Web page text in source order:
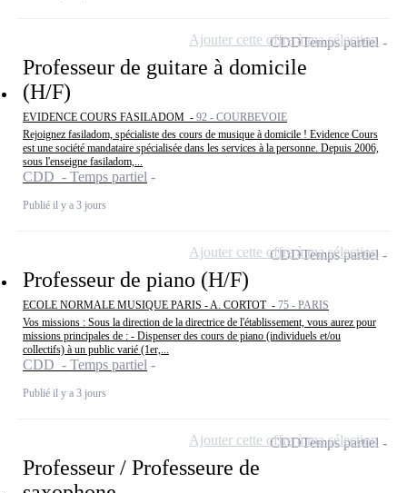
Professeur de guitare à domicile
(H/F)
EVIDENCE COURS FASILADOM - 92 - COURBEVOIE
Rejoignez fasiladom, spécialiste des cours de musique à domicile ! Evidence Cours
est une société mandataire spécialisée dans les services à la personne. Depuis 2006,
sous l'enseigne fasiladom,...
CDD - Temps partiel
Publié il y a 3 jours
CDDTemps partiel
Ajouter cette offre à ma sélection
Professeur de piano (H/F)
ECOLE NORMALE MUSIQUE PARIS - A. CORTOT - 75 - PARIS
Vos missions : Sous la direction de la directrice de l'établissement, vous aurez pour
missions principales de : - Dispenser des cours de piano (individuels et/ou
collectifs) à un public varié (1er,...
CDD - Temps partiel
Publié il y a 3 jours
CDDTemps partiel
Ajouter cette offre à ma sélection
Professeur / Professeure de
CDDTemps partiel
Ajouter cette offre à ma sélection